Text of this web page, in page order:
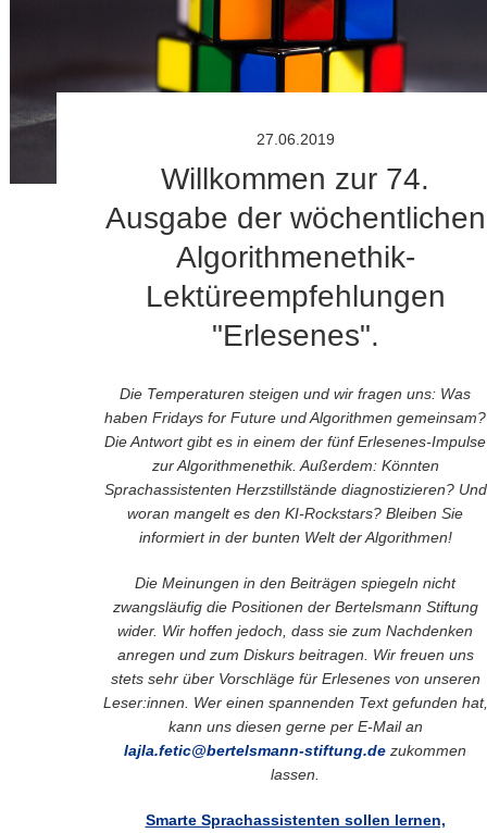
27.06.2019
Willkommen zur 74.
Ausgabe der wöchentlichen
Algorithmenethik-
Lektüreempfehlungen
"Erlesenes".
Die Temperaturen steigen und wir fragen uns: Was
haben Fridays for Future und Algorithmen gemeinsam?
Die Antwort gibt es in einem der fünf Erlesenes-Impulse
zur Algorithmenethik. Außerdem: Könnten
Sprachassistenten Herzstillstände diagnostizieren? Und
woran mangelt es den KI-Rockstars? Bleiben Sie
informiert in der bunten Welt der Algorithmen!
Die Meinungen in den Beiträgen spiegeln nicht
zwangsläufig die Positionen der Bertelsmann Stiftung
wider. Wir hoffen jedoch, dass sie zum Nachdenken
anregen und zum Diskurs beitragen. Wir freuen uns
stets sehr über Vorschläge für Erlesenes von unseren
Leser:innen. Wer einen spannenden Text gefunden hat,
kann uns diesen gerne per E-Mail an
lajla.fetic@bertelsmann-stiftung.de zukommen
lassen.
Smarte Sprachassistenten sollen lernen,